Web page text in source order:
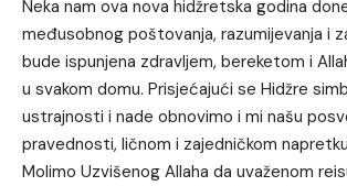
Neka nam ova nova hidžretska godina
međusobnog poštovanja, razumijevanja i
bude ispunjena zdravljem, bereketom i
u svakom domu. Prisjećajući se Hidžre
ustrajnosti i nade obnovimo i mi našu
pravednosti, ličnom i zajedničkom
Molimo Uzvišenog Allaha da uvaženom